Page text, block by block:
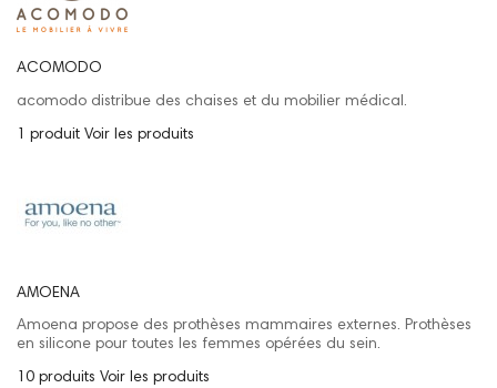
ACOMODO
acomodo distribue des chaises et du mobilier médical.
1 produit Voir les produits
AMOENA
Amoena propose des prothèses mammaires externes. Prothèses
en silicone pour toutes les femmes opérées du sein.
10 produits Voir les produits